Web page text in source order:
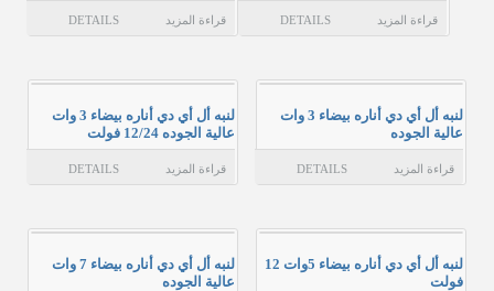
قراءة المزيد DETAILS قراءة المزيد DETAILS
لنبه أل أي دي أناره بيضاء 3 وات
عالية الجوده
قراءة المزيد DETAILS
لنبه أل أي دي أناره بيضاء 3 وات
عالية الجوده 12/24 فولت
قراءة المزيد DETAILS
لنبه أل أي دي أناره بيضاء 5وات 12
فولت
لنبه أل أي دي أناره بيضاء 7 وات
عالية الجوده